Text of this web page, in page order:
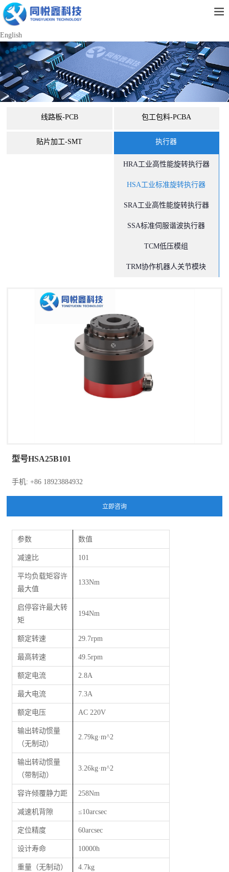
English
线路板-PCB 包工包料-PCBA
贴片加工-SMT 执行器
HRA工业高性能旋转执行器
HSA工业标准旋转执行器
SRA工业高性能旋转执行器
SSA标准伺服谐波执行器
TCM低压模组
TRM协作机器人关节模块
型号HSA25B101
手机: +86 18923884932
参数 数值
减速比 101
平均负载矩容许
最大值
133Nm
启停容许最大转
矩
194Nm
额定转速 29.7rpm
最高转速 49.5rpm
额定电流 2.8A
最大电流 7.3A
额定电压 AC 220V
输出转动惯量
（无制动）
2.79kg·m^2
输出转动惯量
（带制动）
3.26kg·m^2
容许倾覆静力距 258Nm
减速机背隙 ≤10arcsec
定位精度 60arcsec
设计寿命 10000h
重量（无制动） 4.7kg